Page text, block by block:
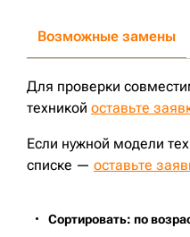
Возможные замены
Для проверки
техникой оставьте
Если нужной модели
списке — оставьте
Сортировать: по